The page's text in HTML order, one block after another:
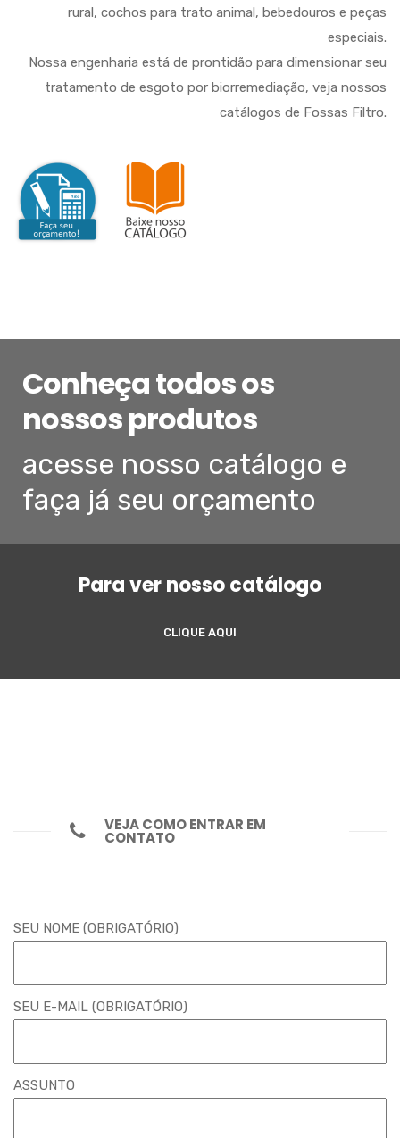
rural, cochos para trato animal, bebedouros e peças
especiais.
Nossa engenharia está de prontidão para dimensionar seu
tratamento de esgoto por biorremediação, veja nossos
catálogos de Fossas Filtro.
Conheça todos os
nossos produtos
acesse nosso catálogo e
faça já seu orçamento
Para ver nosso catálogo
CLIQUE AQUI
VEJA COMO ENTRAR EM
CONTATO
SEU NOME (OBRIGATÓRIO)
SEU E-MAIL (OBRIGATÓRIO)
ASSUNTO